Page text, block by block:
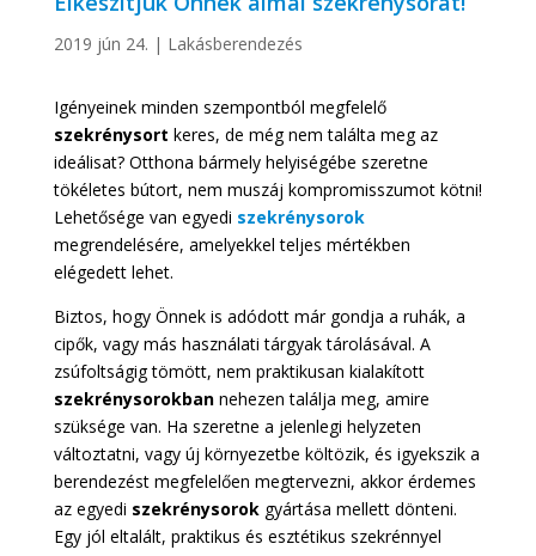
2019 jún 24. | Lakásberendezés
Igényeinek minden szempontból megfelelő
szekrénysort keres, de még nem találta meg az
ideálisat? Otthona bármely helyiségébe szeretne
tökéletes bútort, nem muszáj kompromisszumot kötni!
Lehetősége van egyedi szekrénysorok
megrendelésére, amelyekkel teljes mértékben
elégedett lehet.
Biztos, hogy Önnek is adódott már gondja a ruhák, a
cipők, vagy más használati tárgyak tárolásával. A
zsúfoltságig tömött, nem praktikusan kialakított
szekrénysorokbannehezen találja meg, amire
szüksége van. Ha szeretne a jelenlegi helyzeten
változtatni, vagy új környezetbe költözik, és igyekszik a
berendezést megfelelően megtervezni, akkor érdemes
az egyedi szekrénysorokgyártása mellett dönteni.
Egy jól eltalált, praktikus és esztétikus szekrénnyel